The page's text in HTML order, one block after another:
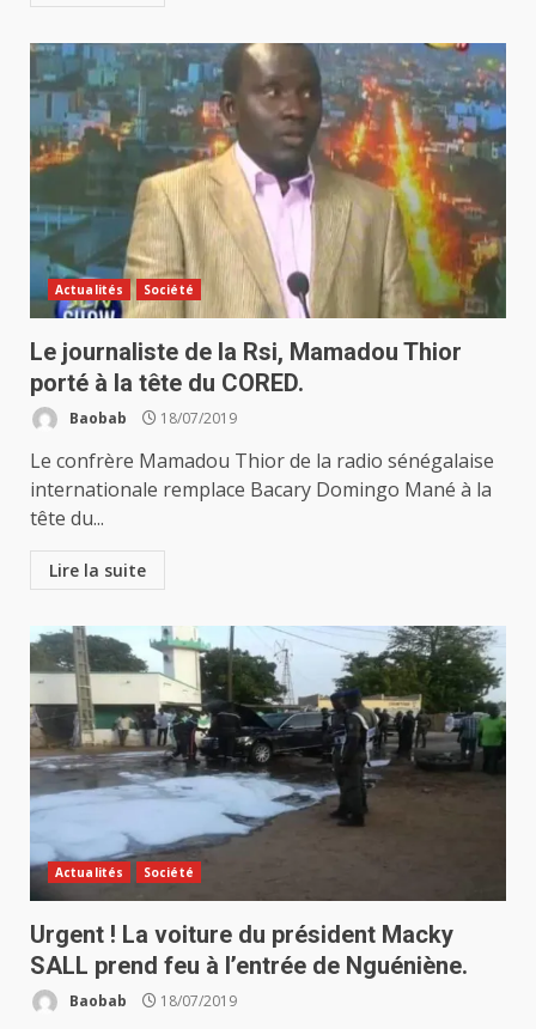
Actualités Société
Le journaliste de la Rsi, Mamadou Thior
porté à la tête du CORED.
Baobab 18/07/2019
Le confrère Mamadou Thior de la radio sénégalaise
internationale remplace Bacary Domingo Mané à la
tête du...
Lire la suite
Actualités Société
Urgent ! La voiture du président Macky
SALL prend feu à l’entrée de Nguéniène.
Baobab 18/07/2019